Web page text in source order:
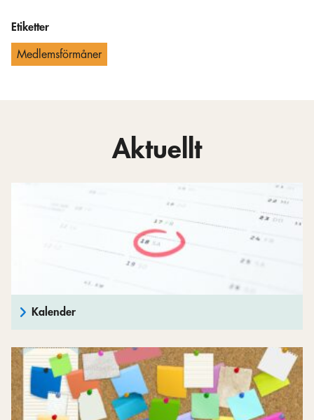
Etiketter
Medlemsförmåner
Aktuellt
Kalender